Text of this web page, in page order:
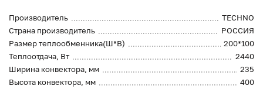
Производитель
TECHNO
Страна производитель
РОССИЯ
Размер теплообменника(Ш*В)
200*100
Теплоотдача, Вт
2440
Ширина конвектора, мм
235
Высота конвектора, мм
400